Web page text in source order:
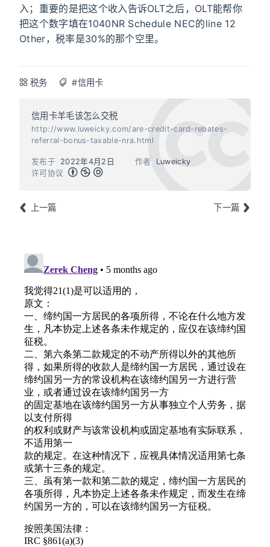
入；重要的是把这个收入告诉OLT之后，OLT能帮你
把这个数字填在1040NR Schedule NEC的line 12
Other，税率是30%的那个空里。
税务 #信用卡
信用卡羊毛该怎么交税
http://www.luweicky.com/are-credit-card-rebates-
referral-bonus-taxable-nra.html
作者 Luweicky
发布于
2022年4月2日
许可协议
上一篇 下一篇